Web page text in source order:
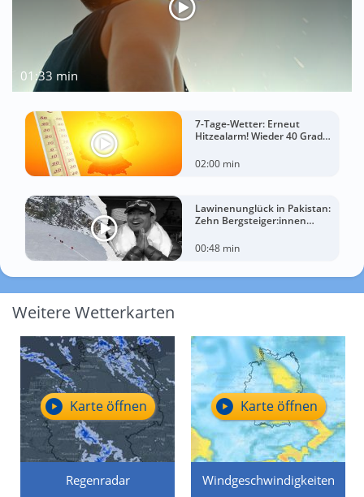
01:33 min
7-Tage-Wetter: Erneut
Hitzealarm! Wieder 40 Grad
02:00 min
Lawinenunglück in Pakistan:
Zehn Bergsteiger:innen
00:48 min
Weitere Wetterkarten
Regenradar
Karte öffnen
Windgeschwindigkeiten
Karte öffnen